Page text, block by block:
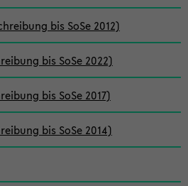
bis SoSe 2012)
bis SoSe 2022)
bis SoSe 2017)
bis SoSe 2014)